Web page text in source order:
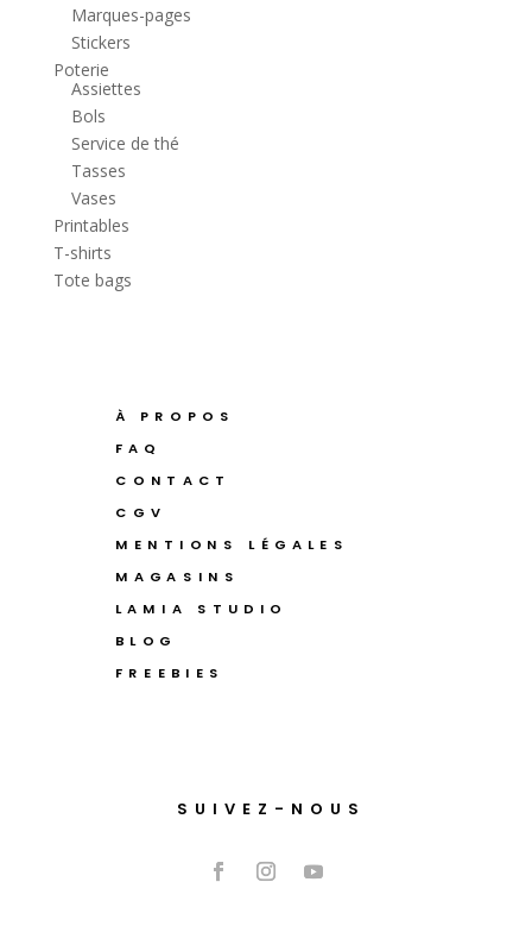
Marques-pages
Stickers
Poterie
Assiettes
Bols
Service de thé
Tasses
Vases
Printables
T-shirts
Tote bags
À PROPOS
FAQ
CONTACT
CGV
MENTIONS LÉGALES
MAGASINS
LAMIA STUDIO
BLOG
FREEBIES
SUIVEZ-NOUS